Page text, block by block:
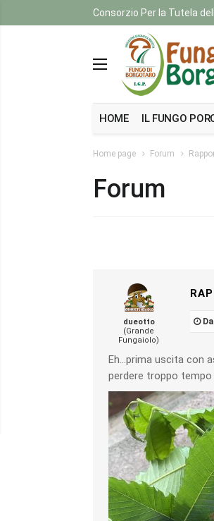
Consorzio Per la Tutela
HOME IL FUNGO
Home page Forum
Forum
dueotto
(Grande
Fungaiolo)
Eh…prima uscita con
perdere troppo tempo